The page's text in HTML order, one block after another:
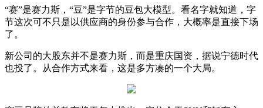
“赛”是赛力斯，“豆”是字节的豆包大模型。看名字就知道，字
节这次可不只是以供应商的身份参与合作，大概率是直接下场
了。
新公司的大股东并不是赛力斯，而是重庆国资，据说宁德时代
也投了。从合作方式来看，这是多方凑的一个大局。